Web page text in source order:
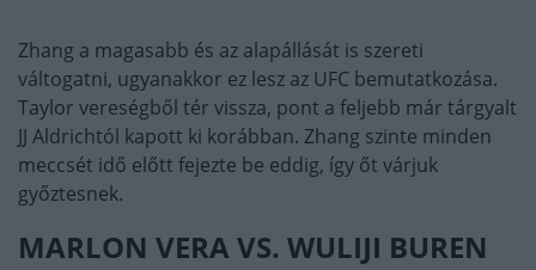
Zhang a magasabb és az alapállását is szereti
váltogatni, ugyanakkor ez lesz az UFC bemutatkozása.
Taylor vereségből tér vissza, pont a feljebb már tárgyalt
JJ Aldrichtól kapott ki korábban. Zhang szinte minden
meccsét idő előtt fejezte be eddig, így őt várjuk
győztesnek.
MARLON VERA VS. WULIJI BUREN